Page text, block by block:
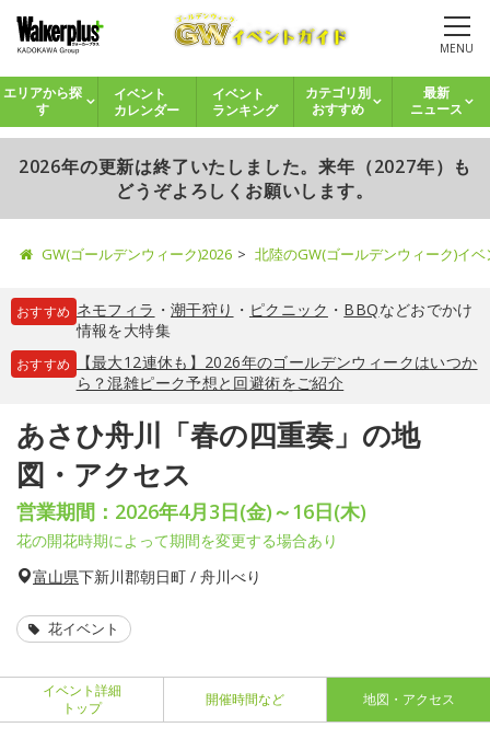
MENU
エリアから探
す
イベント
カレンダー
イベント
ランキング
カテゴリ別
おすすめ
最新
ニュース
2026年の更新は終了いたしました。来年（2027年）も
どうぞよろしくお願いします。
GW(ゴールデンウィーク)2026 北陸のGW(ゴールデンウィーク)イ
おすすめ ネモフィラ ・ 潮干狩り ・ ピクニック ・ BBQなどおでかけ
情報を大特集
おすすめ
【最大12連休も】2026年のゴールデンウィークはいつか
ら？混雑ピーク予想と回避術をご紹介
あさひ舟川「春の四重奏」の地
図・アクセス
営業期間：2026年4月3日(金)～16日(木)
花の開花時期によって期間を変更する場合あり
富山県下新川郡朝日町 / 舟川べり
花イベント
イベント詳細
トップ
開催時間など 地図・アクセス